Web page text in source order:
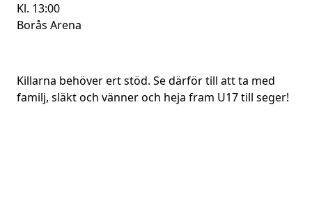
Kl. 13:00
Borås Arena
Killarna behöver ert stöd. Se därför till att ta med
familj, släkt och vänner och heja fram U17 till seger!